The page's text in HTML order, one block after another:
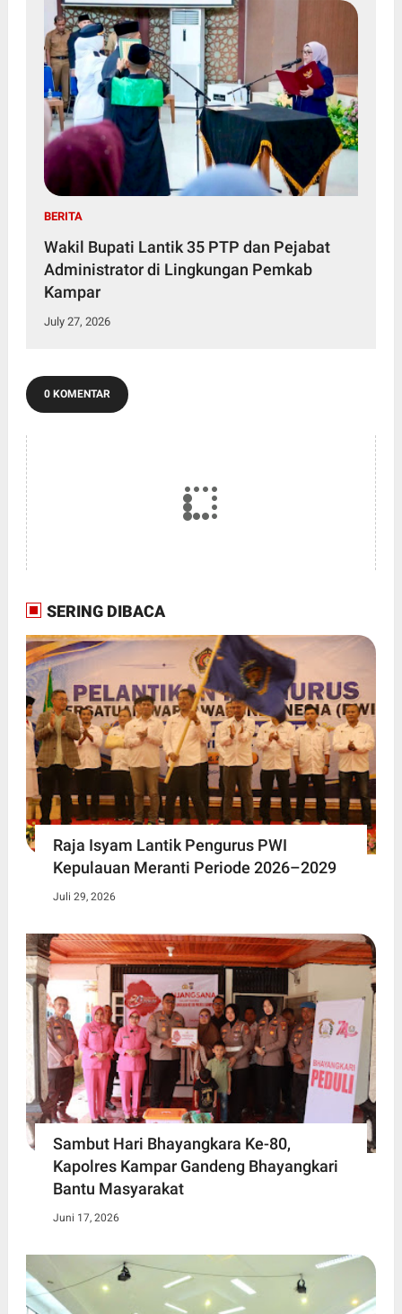
BERITA
Wakil Bupati Lantik 35 PTP dan Pejabat
Administrator di Lingkungan Pemkab
Kampar
July 27, 2026
0 KOMENTAR
SERING DIBACA
Raja Isyam Lantik Pengurus PWI
Kepulauan Meranti Periode 2026–2029
Juli 29, 2026
Sambut Hari Bhayangkara Ke-80,
Kapolres Kampar Gandeng Bhayangkari
Bantu Masyarakat
Juni 17, 2026